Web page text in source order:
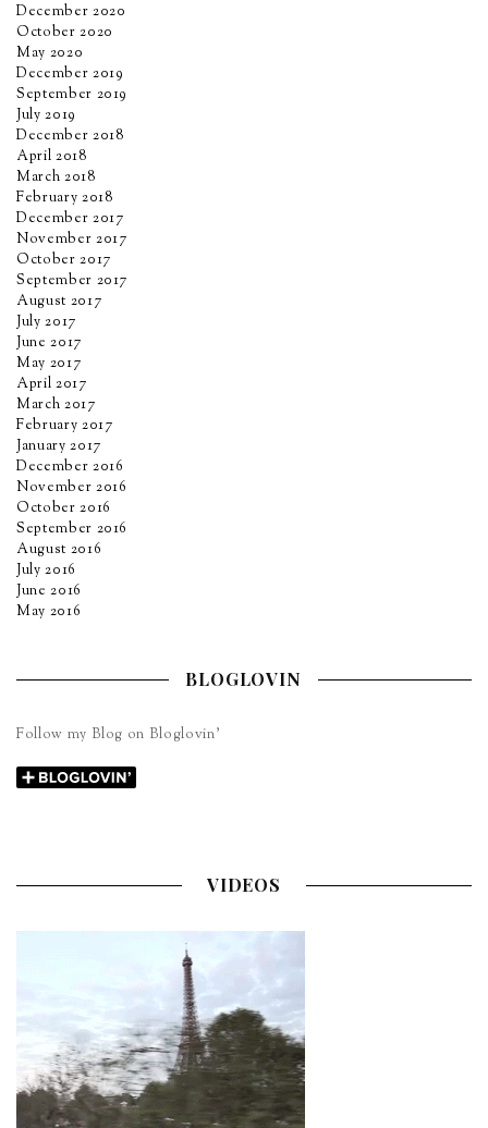
December 2020
October 2020
May 2020
December 2019
September 2019
July 2019
December 2018
April 2018
March 2018
February 2018
December 2017
November 2017
October 2017
September 2017
August 2017
July 2017
June 2017
May 2017
April 2017
March 2017
February 2017
January 2017
December 2016
November 2016
October 2016
September 2016
August 2016
July 2016
June 2016
May 2016
BLOGLOVIN
Follow my Blog on Bloglovin’
VIDEOS